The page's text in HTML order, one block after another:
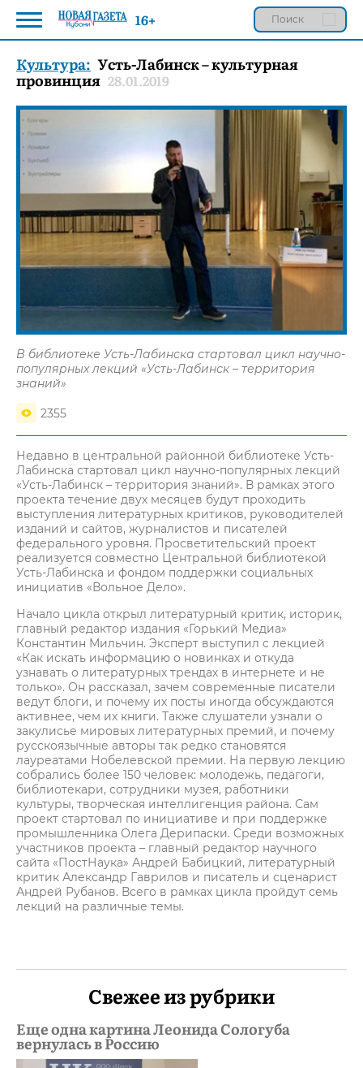
Культура: Усть-Лабинск – культурная
провинция 28.01.2019
В библиотеке Усть-Лабинска стартовал цикл научно-
популярных лекций «Усть-Лабинск – территория
знаний»
2355
Недавно в центральной районной библиотеке Усть-
Лабинска стартовал цикл научно-популярных лекций
«Усть-Лабинск – территория знаний». В рамках этого
проекта течение двух месяцев будут проходить
выступления литературных критиков, руководителей
изданий и сайтов, журналистов и писателей
федерального уровня. Просветительский проект
реализуется совместно Центральной библиотекой
Усть-Лабинска и фондом поддержки социальных
инициатив «Вольное Дело».
Начало цикла открыл литературный критик, историк,
главный редактор издания «Горький Медиа»
Константин Мильчин. Эксперт выступил с лекцией
«Как искать информацию о новинках и откуда
узнавать о литературных трендах в интернете и не
только». Он рассказал, зачем современные писатели
ведут блоги, и почему их посты иногда обсуждаются
активнее, чем их книги. Также слушатели узнали о
закулисье мировых литературных премий, и почему
русскоязычные авторы так редко становятся
лауреатами Нобелевской премии. На первую лекцию
собрались более 150 человек: молодежь, педагоги,
библиотекари, сотрудники музея, работники
культуры, творческая интеллигенция района. Сам
проект стартовал по инициативе и при поддержке
промышленника Олега Дерипаски. Среди возможных
участников проекта – главный редактор научного
сайта «ПостНаука» Андрей Бабицкий, литературный
критик Александр Гаврилов и писатель и сценарист
Андрей Рубанов. Всего в рамках цикла пройдут семь
лекций на различные темы.
Свежее из рубрики
Еще одна картина Леонида Сологуба
вернулась в Россию
16+